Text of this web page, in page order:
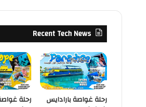
Recent Tech News
رحلة غواصة بارادايس
رحلة